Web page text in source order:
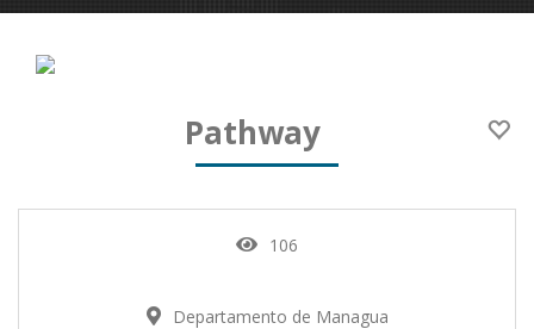
Pathway
106
Departamento de Managua